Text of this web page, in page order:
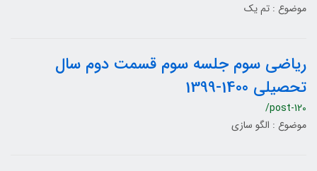
موضوع : تم یک
ریاضی سوم جلسه سوم قسمت دوم سال
تحصیلی 1400-1399
/post-120
موضوع : الگو سازی